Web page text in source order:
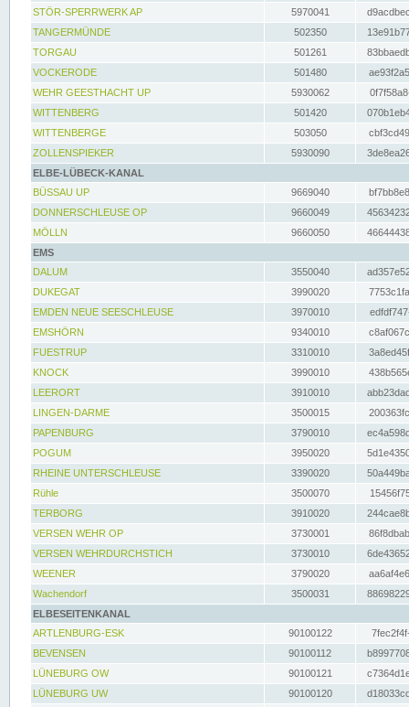
STÖR-SPERRWERK AP 5970041
TANGERMÜNDE
502350
TORGAU
501261
VOCKERODE
501480
WEHR GEESTHACHT UP
5930062
WITTENBERG
501420
WITTENBERGE
503050
ZOLLENSPIEKER
5930090
ELBE-LÜBECK-KANAL
BÜSSAU UP
9669040
DONNERSCHLEUSE OP
9660049
MÖLLN
9660050
EMS
DALUM
3550040
DUKEGAT
3990020
EMDEN NEUE SEESCHLEUSE
3970010
EMSHÖRN
9340010
FUESTRUP
3310010
KNOCK
3990010
LEERORT
3910010
LINGEN-DARME
3500015
PAPENBURG
3790010
POGUM
3950020
RHEINE UNTERSCHLEUSE
3390020
Rühle
3500070
TERBORG
3910020
VERSEN WEHR OP
3730001
VERSEN WEHRDURCHSTICH
3730010
WEENER
3790020
Wachendorf
3500031
ELBESEITENKANAL
ARTLENBURG-ESK
90100122
BEVENSEN
90100112
LÜNEBURG OW
90100121
LÜNEBURG UW
90100120